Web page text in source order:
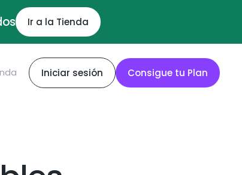
Ir a la Tienda
Iniciar sesión Consigue tu Plan